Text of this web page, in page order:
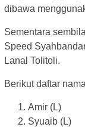
dibawa
Sementara
Speed
Lanal Tolitoli.
Berikut daftar
Amir (L)
Syuaib (L)